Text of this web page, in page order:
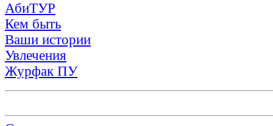
АбиТУР
Кем быть
Ваши истории
Увлечения
Журфак ПУ